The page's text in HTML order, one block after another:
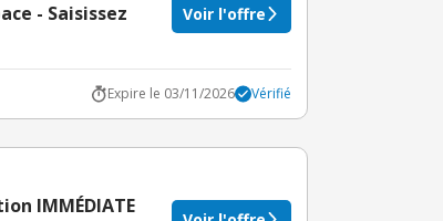
- Saisissez
Voir l'offre
Expire le 03/11/2026 Vérifié
IMMÉDIATE